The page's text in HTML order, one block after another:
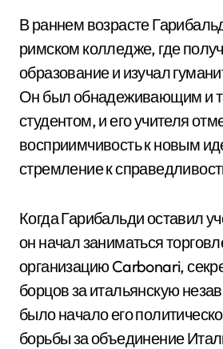
В раннем возрасте
римском колледже, где
образование и изучал
Он был обнадеживающим и
студентом, и его учителя
восприимчивость к новым
стремление к
Когда Гарибальди оставил
он начал заниматься
организацию Carbonari,
борцов за итальянскую
было начало его
борьбы за объединение